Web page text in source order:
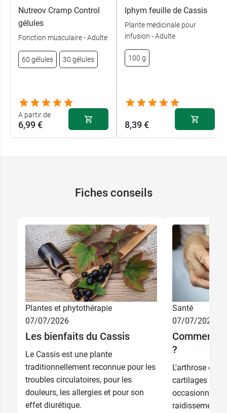
Nutreov Cramp Control
gélules
Fonction musculaire - Adulte
60 gélules 30 gélules
A partir de
6,99 €
60 gélules 10,49 €
Iphym feuille de Cassis
Plante médicinale pour
infusion - Adulte
100 g
8,39 €
Fiches conseils
Plantes et phytothérapie
07/07/2026
Les bienfaits du Cassis
Le Cassis est une plante
traditionnellement reconnue pour les
troubles circulatoires, pour les
douleurs, les allergies et pour son
effet diurétique.
Santé
07/07/2026
Comment
?
L'arthrose est
cartilages
occasionne
raidissement.